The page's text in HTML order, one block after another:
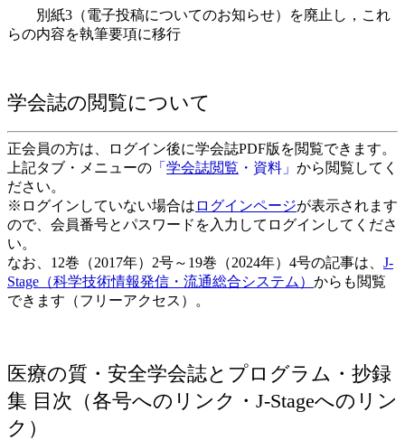
別紙3（電子投稿についてのお知らせ）を廃止し，これ
らの内容を執筆要項に移行
学会誌の閲覧について
正会員の方は、ログイン後に学会誌PDF版を閲覧できます。
上記タブ・メニューの 「 学会誌閲覧 ・資料」 から閲覧してく
ださい。
※ログインしていない場合は ログインページが表示されます
ので、会員番号とパスワードを入力してログインしてくださ
い。
なお、12巻（2017年）2号～19巻（2024年）4号の記事は、 J-
Stage（科学技術情報発信・流通総合システム） からも閲覧
できます（フリーアクセス）。
医療の質・安全学会誌とプログラム・抄録
集 目次（各号へのリンク・J-Stageへのリン
ク）